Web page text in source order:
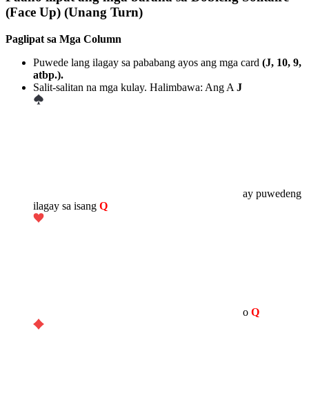
(Face Up) (Unang Turn)
Paglipat sa Mga Column
Puwede lang ilagay sa pababang ayos ang mga card (J, 10, 9,
atbp.).
Salit-salitan na mga kulay. Halimbawa: Ang A J
ay puwedeng
ilagay sa isang Q
o Q